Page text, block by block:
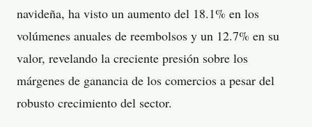
navideña, ha visto un aumento del 18.1% en los
volúmenes anuales de reembolsos y un 12.7% en su
valor, revelando la creciente presión sobre los
márgenes de ganancia de los comercios a pesar del
robusto crecimiento del sector.